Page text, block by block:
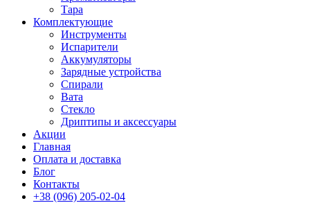
Тара
Комплектующие
Инструменты
Испарители
Аккумуляторы
Зарядные устройства
Спирали
Вата
Стекло
Дриптипы и аксессуары
Акции
Главная
Оплата и доставка
Блог
Контакты
+38 (096) 205-02-04